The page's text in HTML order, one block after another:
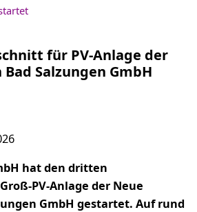
für PV-Anlage der
Salzungen GmbH
hat den dritten
PV-Anlage der Neue
GmbH gestartet. Auf rund